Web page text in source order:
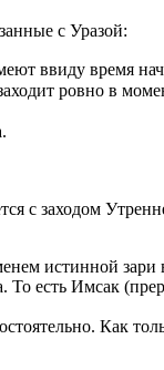
с Уразой:
ввиду время
ровно в
с заходом
истинной зари
То есть Имсак
Как